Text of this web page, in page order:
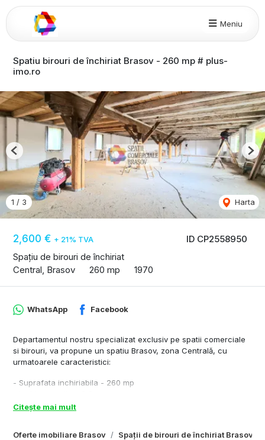
Meniu
Spatiu birouri de închiriat Brasov - 260 mp # plus-
imo.ro
ID CP2558950
2,600 € + 21% TVA
Spațiu de birouri de închiriat
Central, Brasov
260 mp 1970
1 / 3 Harta
Previous
Oferte imobiliare Brasov Spații de birouri de închiriat Brasov
WhatsApp Facebook
Departamentul nostru specializat exclusiv pe spatii comerciale
si birouri, va propune un spatiu Brasov, zona Centrală, cu
urmatoarele caracteristici:
- Suprafata inchiriabila - 260 mp
- Compartimentare – 3 camere, chicinetă și grup sanitar.
Citește mai mult